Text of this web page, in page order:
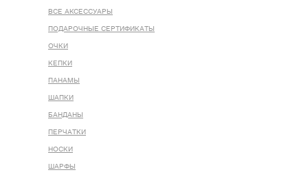
ВСЕ AКСЕССУАРЫ
ПОДАРОЧНЫЕ СЕРТИФИКАТЫ
ОЧКИ
КЕПКИ
ПАНАМЫ
ШАПКИ
БАНДАНЫ
ПЕРЧАТКИ
НОСКИ
ШАРФЫ